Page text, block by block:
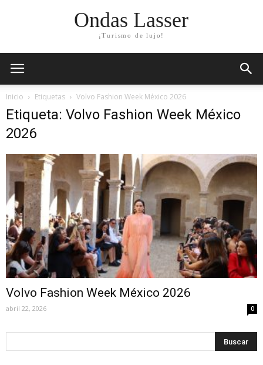
Ondas Lasser
¡Turismo de lujo!
Inicio Etiquetas Volvo Fashion Week México 2026
Etiqueta: Volvo Fashion Week México
2026
Volvo Fashion Week México 2026
abril 22, 2026 0